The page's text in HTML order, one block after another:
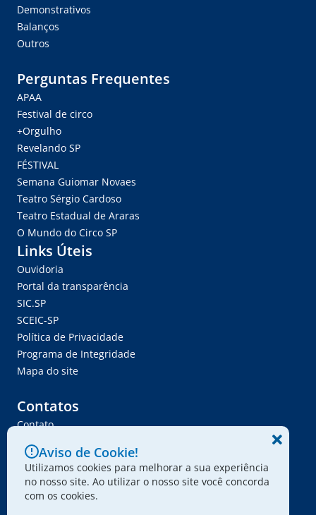
Demonstrativos
Balanços
Outros
Perguntas Frequentes
APAA
Festival de circo
+Orgulho
Revelando SP
FÉSTIVAL
Semana Guiomar Novaes
Teatro Sérgio Cardoso
Teatro Estadual de Araras
O Mundo do Circo SP
Links Úteis
Ouvidoria
Portal da transparência
SIC.SP
SCEIC-SP
Política de Privacidade
Programa de Integridade
Mapa do site
Contatos
Contato
Ser Fornecedor
Envie seu projeto
Aviso de Cookie!
Utilizamos cookies para melhorar a sua experiência
no nosso site. Ao utilizar o nosso site você concorda
com os cookies.